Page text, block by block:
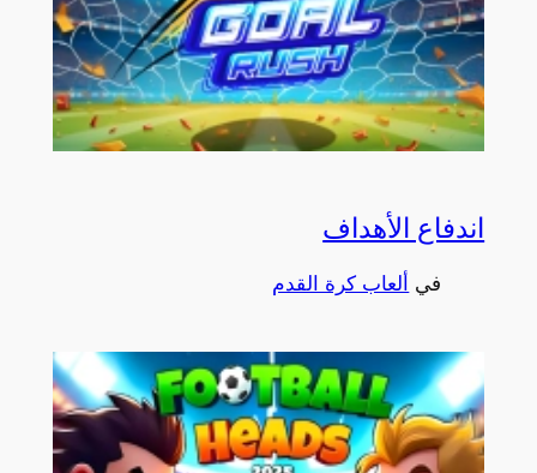
اندفاع الأهداف
في ألعاب كرة القدم